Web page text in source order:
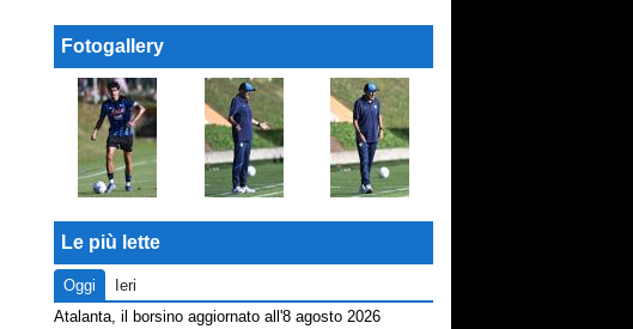
Fotogallery
Le più lette
Oggi
Ieri
Atalanta, il borsino aggiornato all'8 agosto 2026